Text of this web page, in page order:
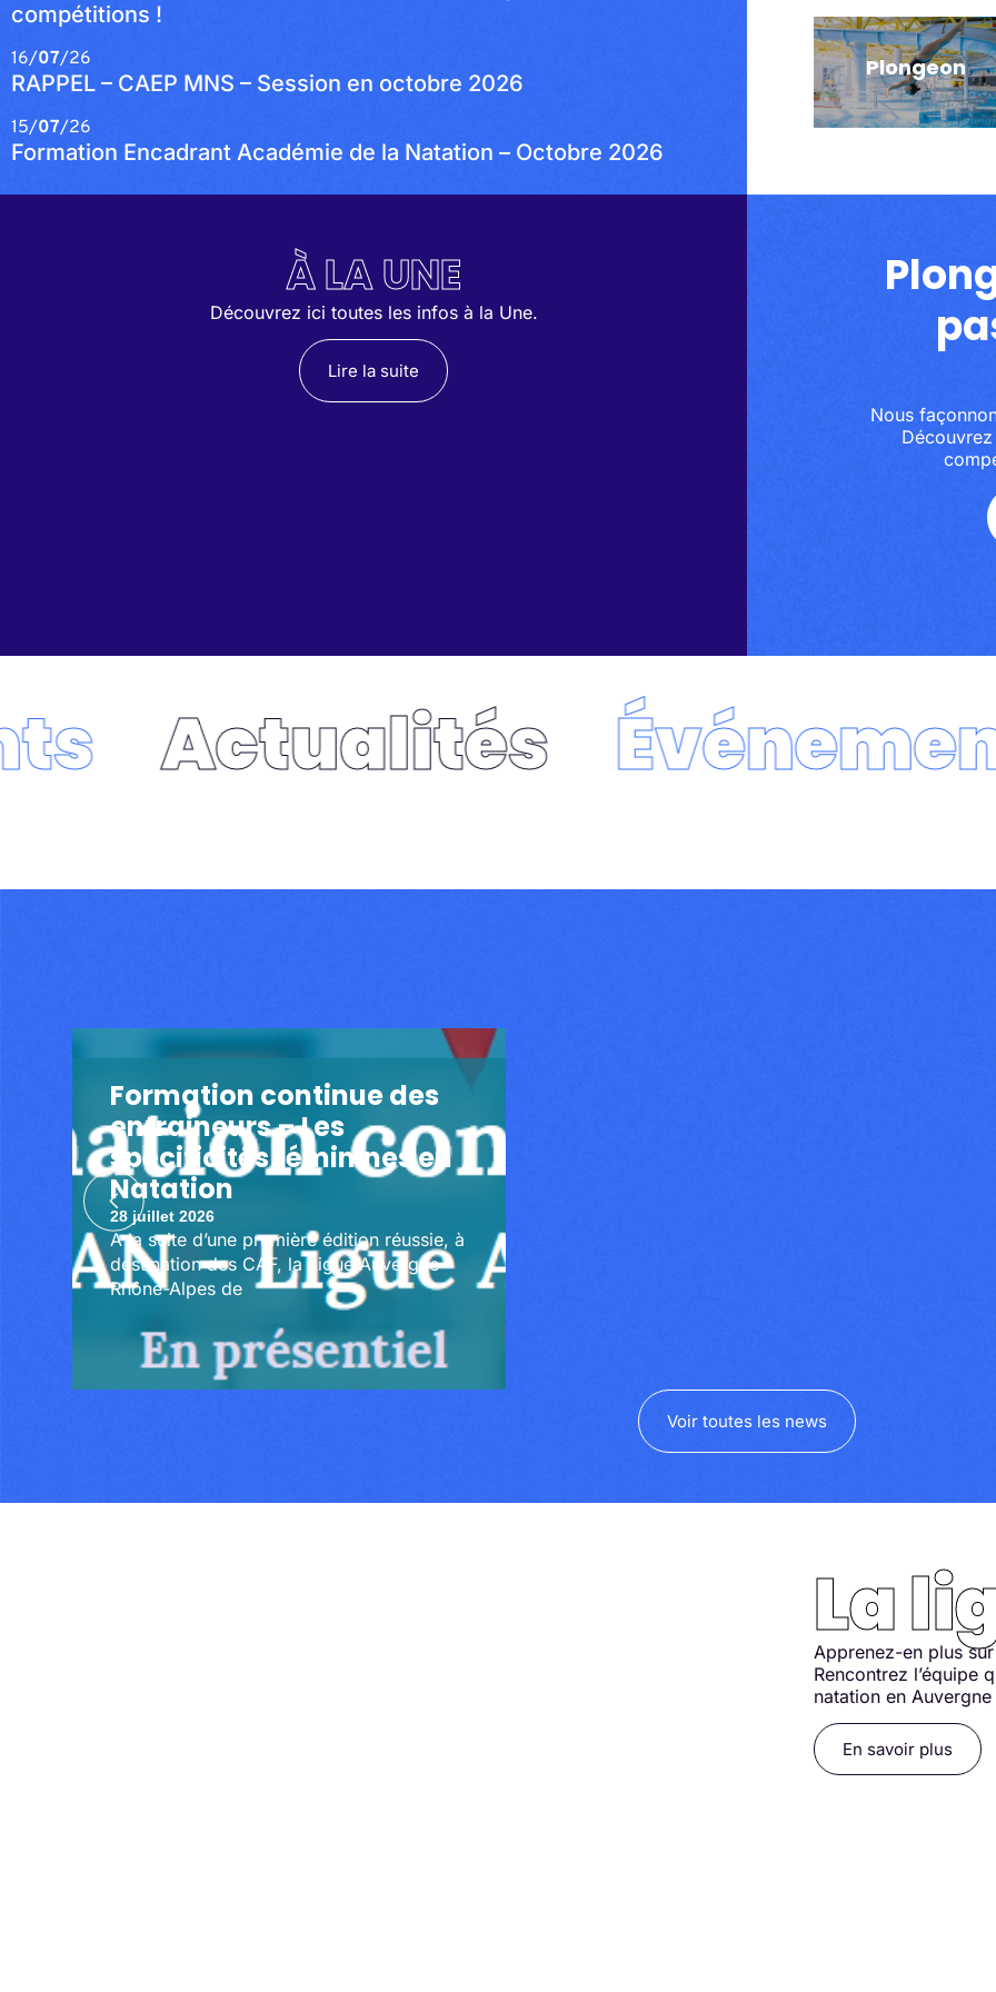
compétitions !
16/07/26
RAPPEL – CAEP MNS – Session en octobre 2026
15/07/26
Formation Encadrant Académie de la Natation – Octobre 2026
Plongeon
Plongeon
Découvrir
À LA UNE
Découvrez ici toutes les infos à la Une.
Lire la suite
Nous
Actualités Événements
Formation continue des
entraineurs – Les
spécificités féminines en
Natation
28 juillet 2026
A la suite d’une première édition réussie, à
destination des CAF, la Ligue Auvergne-
Rhône-Alpes de
Voir toutes les news
La
Apprenez-en plus
Rencontrez l’équipe
natation en
En savoir plus